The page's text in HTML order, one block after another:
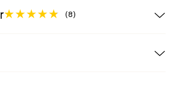
i GARDENAs modulära
för riktad bevattning nära
13mm- och 4,6mm-
(8)